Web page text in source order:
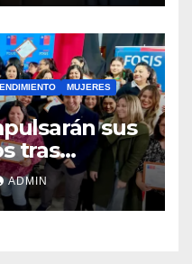
MUJERES
sus
tras
al FOSIS
ADMIN